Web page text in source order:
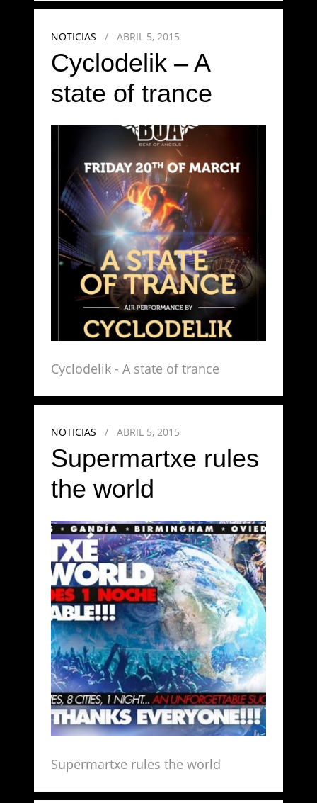
NOTICIAS / ABRIL 5, 2015
Cyclodelik – A
state of trance
Cyclodelik - A state of trance
NOTICIAS / ABRIL 5, 2015
Supermartxe rules
the world
Supermartxe rules the world